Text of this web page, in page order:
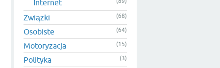
Internet
Związki (68)
Osobiste (64)
Motoryzacja (15)
Polityka (3)